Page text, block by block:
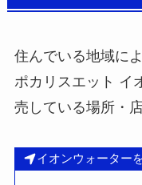
住んでいる地域に
ポカリスエット イ
売している場所・
イオンウォーター